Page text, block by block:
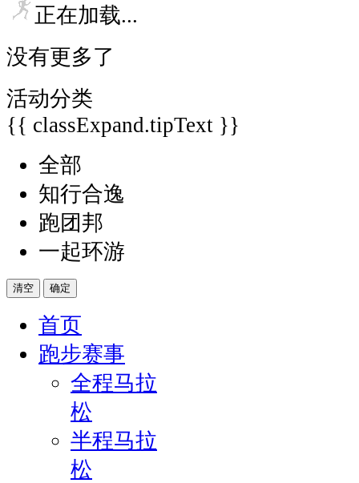
正在加载...
没有更多了
活动分类
{{ classExpand.tipText }}
全部
知行合逸
跑团邦
一起环游
清空 确定
首页
跑步赛事
全程马拉
松
半程马拉
松